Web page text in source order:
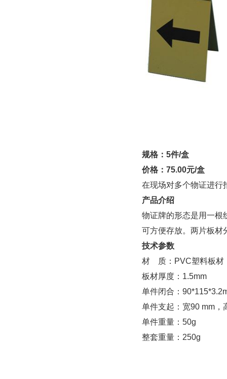
规格：5件/盒
价格：75.00元/盒
在现场对多个物证进行
产品介绍
物证牌的形态是用一根
可方便存放。两片板材
技术参数
材 质：PVC塑料板材
板材厚度：1.5mm
单件闭合：
单件支起：宽90 mm，
单件重量：50g
整套重量：250g